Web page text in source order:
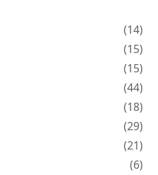
(14)
(15)
(15)
(44)
(18)
(29)
(21)
(6)